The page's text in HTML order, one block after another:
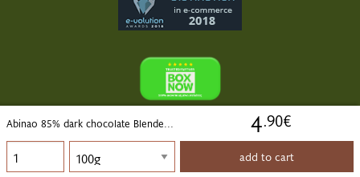
4.90€
add to cart